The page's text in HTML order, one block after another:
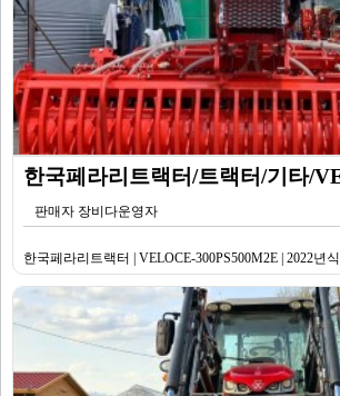
판매자 장비다운영자
한국페라리트랙터 | VELOCE-300PS500M2E | 2022년